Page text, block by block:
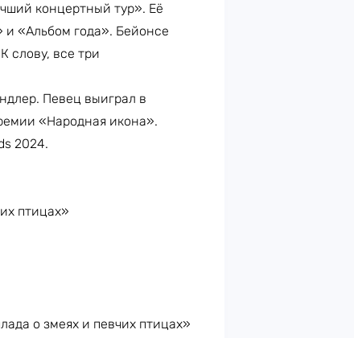
концертный тур». Её
«Альбом года». Бейонсе
слову, все три
Певец выиграл в
«Народная икона».
2024.
птицах»
о змеях и певчих птицах»